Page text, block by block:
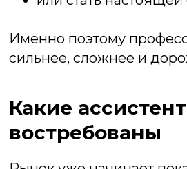
Именно поэтому
сильнее, сложнее и
Какие
востребованы